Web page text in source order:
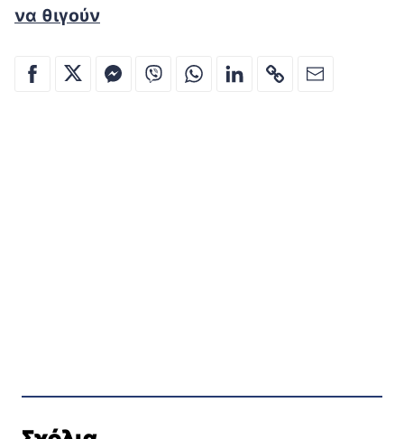
να θιγούν